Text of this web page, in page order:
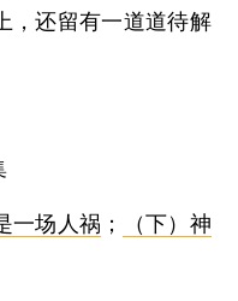
，还留有一道道待解
一场人祸 ；
（下）神